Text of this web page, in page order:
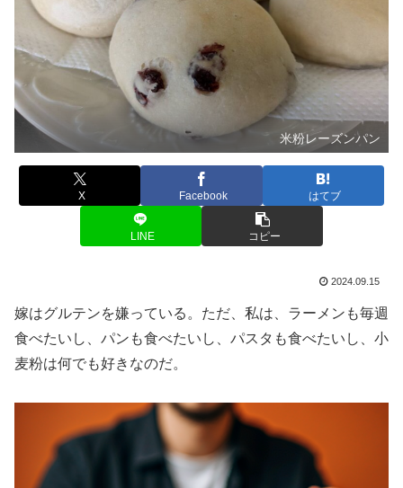
米粉レーズンパン
X Facebook はてブ
LINE コピー
2024.09.15
嫁はグルテンを嫌っている。ただ、私は、ラーメンも毎週
食べたいし、パンも食べたいし、パスタも食べたいし、小
麦粉は何でも好きなのだ。